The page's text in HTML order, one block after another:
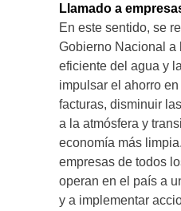
Llamado a
En este sentido, se
Gobierno Nacional a
eficiente del agua y
impulsar el ahorro
facturas, disminuir
a la atmósfera y
economía más
empresas de todos
operan en el país a
y a implementar